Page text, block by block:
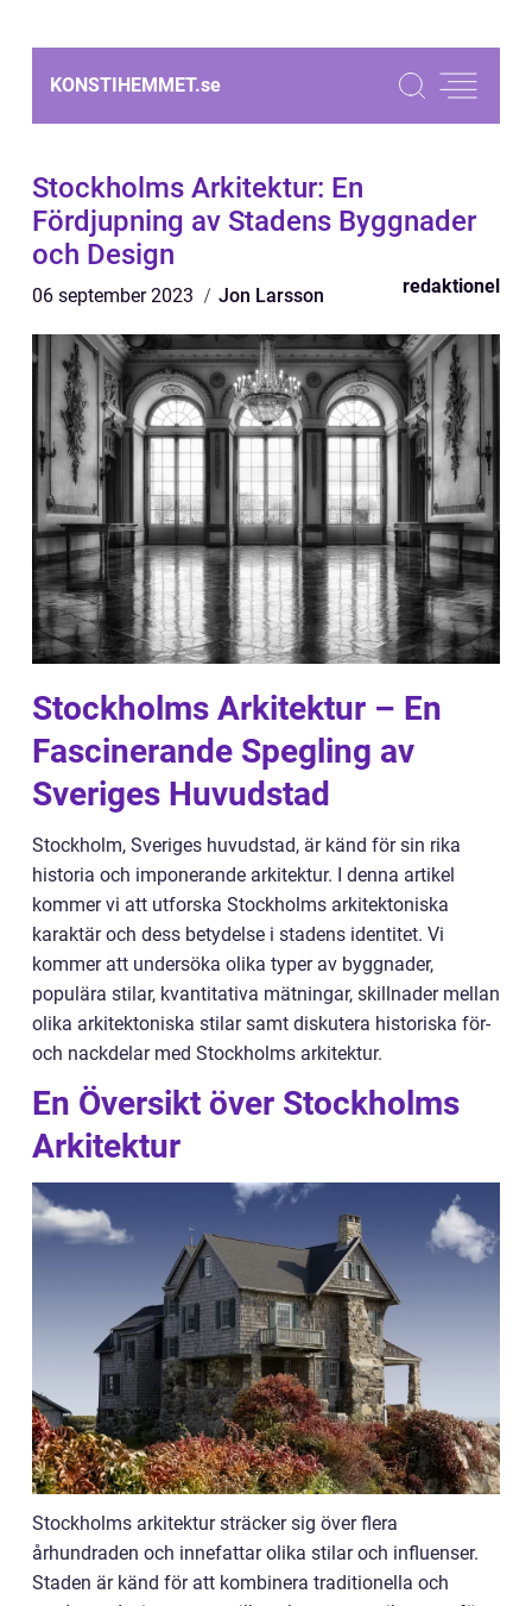
KONSTIHEMMET.se
Stockholms Arkitektur: En
Fördjupning av Stadens Byggnader
och Design
06 september 2023 Jon Larsson redaktionel
Stockholms Arkitektur – En
Fascinerande Spegling av
Sveriges Huvudstad
Stockholm, Sveriges huvudstad, är känd för sin rika
historia och imponerande arkitektur. I denna artikel
kommer vi att utforska Stockholms arkitektoniska
karaktär och dess betydelse i stadens identitet. Vi
kommer att undersöka olika typer av byggnader,
populära stilar, kvantitativa mätningar, skillnader mellan
olika arkitektoniska stilar samt diskutera historiska för-
och nackdelar med Stockholms arkitektur.
En Översikt över Stockholms
Arkitektur
Stockholms arkitektur sträcker sig över flera
århundraden och innefattar olika stilar och influenser.
Staden är känd för att kombinera traditionella och